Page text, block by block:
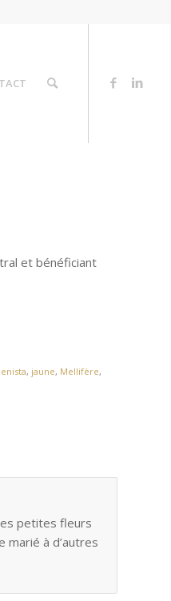
et bénéficiant
, jaune, Mellifère,
petites fleurs
à d’autres